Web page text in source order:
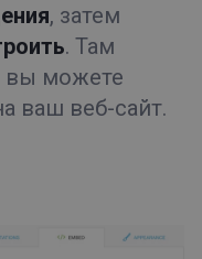
, затем
. Там
вы можете
ваш веб-сайт.